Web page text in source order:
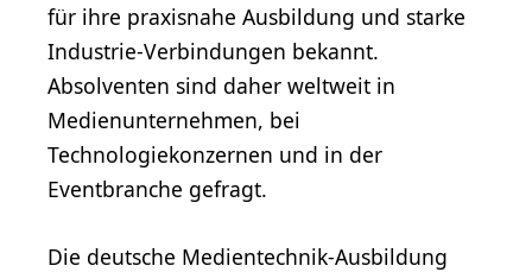
für ihre praxisnahe Ausbildung und starke
Industrie-Verbindungen bekannt.
Absolventen sind daher weltweit in
Medienunternehmen, bei
Technologiekonzernen und in der
Eventbranche gefragt.
Die deutsche Medientechnik-Ausbildung